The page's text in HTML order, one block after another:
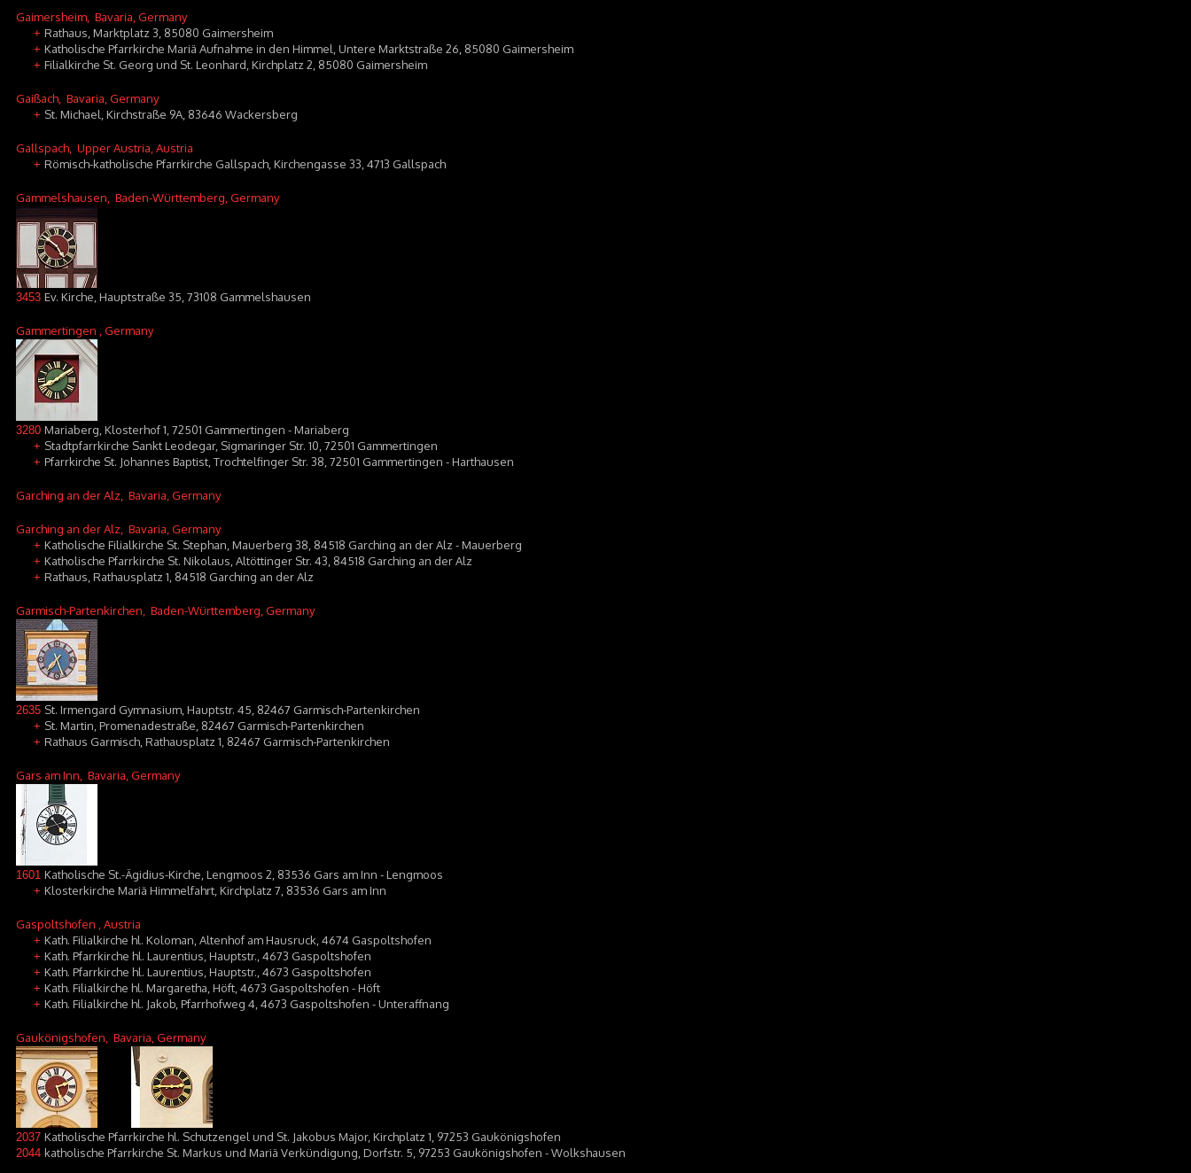
Gaimersheim , Bavaria, Germany
+ Rathaus, Marktplatz 3, 85080 Gaimersheim
+ Katholische Pfarrkirche Mariä Aufnahme in den Himmel, Untere Marktstraße 26, 85080 Gaimersheim
+ Filialkirche St. Georg und St. Leonhard, Kirchplatz 2, 85080 Gaimersheim
Gaißach , Bavaria, Germany
+ St. Michael, Kirchstraße 9A, 83646 Wackersberg
Gallspach , Upper Austria, Austria
+ Römisch-katholische Pfarrkirche Gallspach, Kirchengasse 33, 4713 Gallspach
Gammelshausen , Baden-Württemberg, Germany
3453 Ev. Kirche, Hauptstraße 35, 73108 Gammelshausen
Gammertingen , Germany
3280 Mariaberg, Klosterhof 1, 72501 Gammertingen - Mariaberg
+ Stadtpfarrkirche Sankt Leodegar, Sigmaringer Str. 10, 72501 Gammertingen
+ Pfarrkirche St. Johannes Baptist, Trochtelfinger Str. 38, 72501 Gammertingen - Harthausen
Garching an der Alz , Bavaria, Germany
Garching an der Alz , Bavaria, Germany
+ Katholische Filialkirche St. Stephan, Mauerberg 38, 84518 Garching an der Alz - Mauerberg
+ Katholische Pfarrkirche St. Nikolaus, Altöttinger Str. 43, 84518 Garching an der Alz
+ Rathaus, Rathausplatz 1, 84518 Garching an der Alz
Garmisch-Partenkirchen , Baden-Württemberg, Germany
2635 St. Irmengard Gymnasium, Hauptstr. 45, 82467 Garmisch-Partenkirchen
+ St. Martin, Promenadestraße, 82467 Garmisch-Partenkirchen
+ Rathaus Garmisch, Rathausplatz 1, 82467 Garmisch-Partenkirchen
Gars am Inn , Bavaria, Germany
1601 Katholische St.-Ägidius-Kirche, Lengmoos 2, 83536 Gars am Inn - Lengmoos
+ Klosterkirche Mariä Himmelfahrt, Kirchplatz 7, 83536 Gars am Inn
Gaspoltshofen , Austria
+ Kath. Filialkirche hl. Koloman, Altenhof am Hausruck, 4674 Gaspoltshofen
+ Kath. Pfarrkirche hl. Laurentius, Hauptstr., 4673 Gaspoltshofen
+ Kath. Pfarrkirche hl. Laurentius, Hauptstr., 4673 Gaspoltshofen
+ Kath. Filialkirche hl. Margaretha, Höft, 4673 Gaspoltshofen - Höft
+ Kath. Filialkirche hl. Jakob, Pfarrhofweg 4, 4673 Gaspoltshofen - Unteraffnang
Gaukönigshofen , Bavaria, Germany
2037 Katholische Pfarrkirche hl. Schutzengel und St. Jakobus Major, Kirchplatz 1, 97253 Gaukönigshofen
2044 katholische Pfarrkirche St. Markus und Mariä Verkündigung, Dorfstr. 5, 97253 Gaukönigshofen - Wolkshausen